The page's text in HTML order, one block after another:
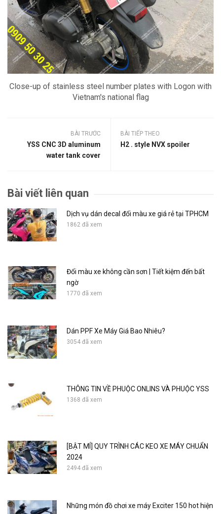
Close-up of stainless steel number plates with Logon with
Vietnam's national flag
BÀI TRƯỚC
YSS CNC 3D aluminum
water tank cover
BÀI TIẾP THEO
H2 . style NVX spoiler
Bài viết liên quan
Dịch vụ dán decal đổi màu xe giá rẻ tại TPHCM
1862 đã xem
Đổi màu xe không cần sơn | Tiết kiệm đến bất
ngờ
1770 đã xem
Dán PPF Xe Máy Giá Bao Nhiêu?
3054 đã xem
THÔNG TIN VỀ PHUỘC ONLINS VÀ PHUỘC YSS
1368 đã xem
[BẬT MÍ] QUY TRÌNH CÁC KEO XE MÁY CHUẨN
2024
2494 đã xem
Những món đồ chơi xe máy Exciter 150 hot hiện